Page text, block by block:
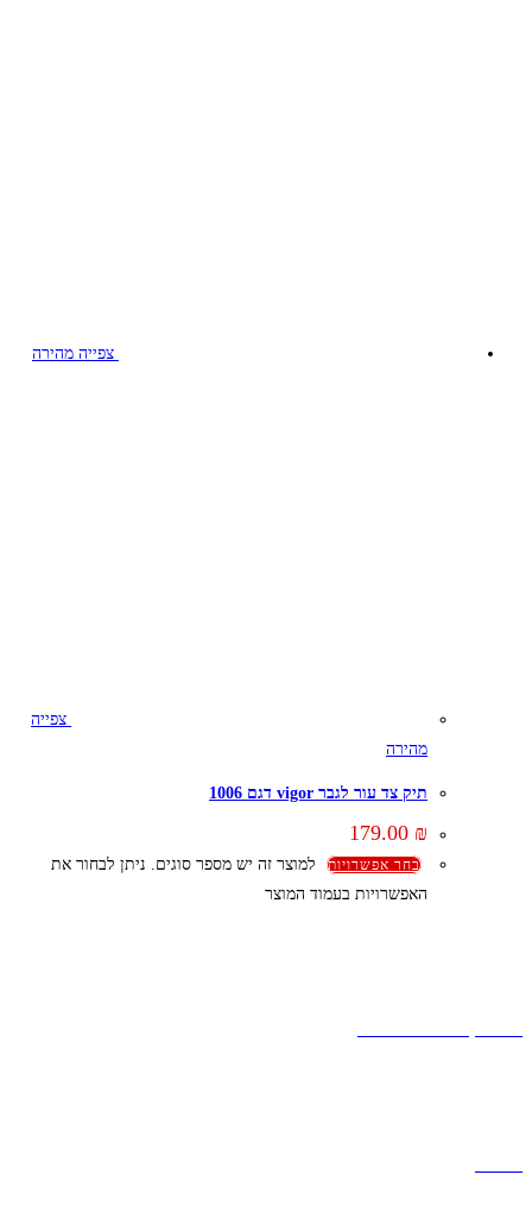
צפייה מהירה
צפייה
מהירה
תיק צד עור לגבר vigor דגם 1006
179.00 ₪
בחר אפשרויות
למוצר זה יש מספר סוגים. ניתן לבחור את
האפשרויות בעמוד המוצר